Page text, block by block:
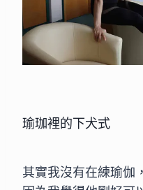
瑜珈裡的下犬式
其實我沒有在練瑜伽